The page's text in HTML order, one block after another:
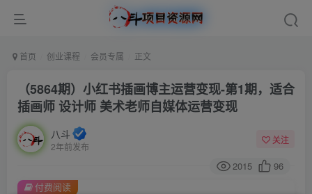
首页 创业课程 会员专属 正文
（5864期）小红书插画博主运营变现-第1期，适合
插画师 设计师 美术老师自媒体运营变现
八斗
2年前发布
关注
2015 96
付费阅读